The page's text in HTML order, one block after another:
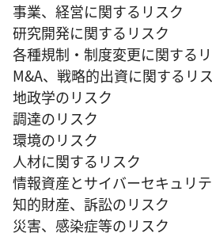
事業、経営に関するリスク
研究開発に関するリスク
各種規制・制度変更に関する
M&A、戦略的出資に関するリ
地政学のリスク
調達のリスク
環境のリスク
人材に関するリスク
情報資産とサイバーセキュリ
知的財産、訴訟のリスク
災害、感染症等のリスク